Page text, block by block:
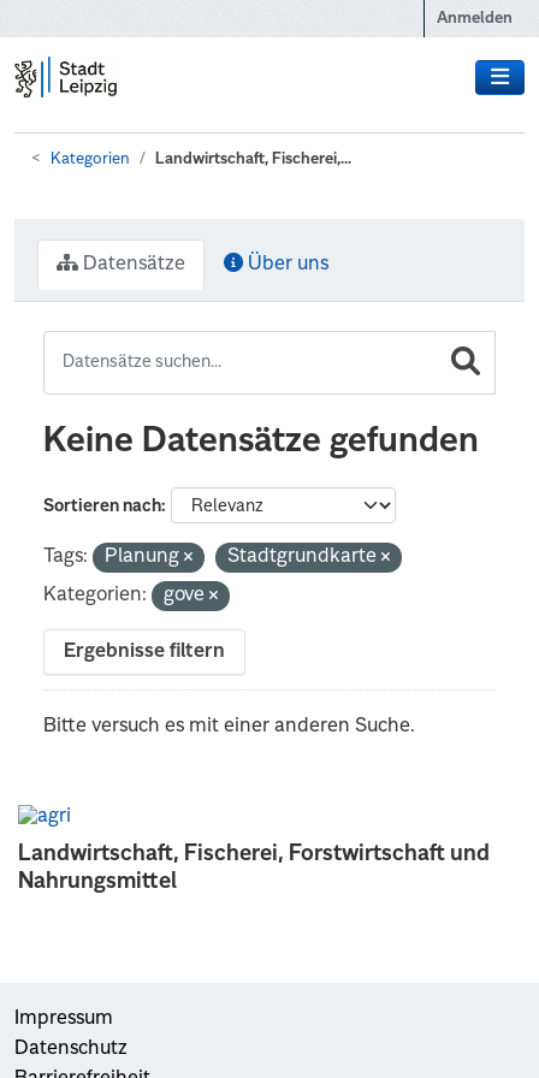
Anmelden
Kategorien Landwirtschaft, Fischerei,...
Landwirtschaft, Fischerei, Forstwirtschaft und
Nahrungsmittel
Datensätze Über uns
Keine Datensätze gefunden
Sortieren nach
Tags: Planung
Stadtgrundkarte
Kategorien:
gove
Ergebnisse filtern
Bitte versuch es mit einer anderen Suche.
Impressum
Datenschutz